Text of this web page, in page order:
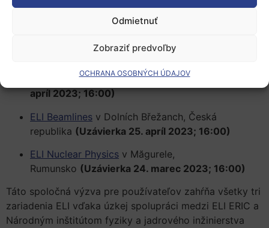
Odmietnuť
Zobraziť predvoľby
OCHRANA OSOBNÝCH ÚDAJOV
používatelia možnosť vykonať niektoré z prvých
najmodernejších experimentov v týchto zariadeniach
s nasledujúcimi termínmi na podanie žiadostí:
v Segedíne, Maďarsko(Uzávierka 25.
apríl 2023; 16:00)
ELI Beamlines v Dolních Břežanch, Česká
republika (Uzávierka 25. apríl 2023; 16:00)
ELI Nuclear Physics v Măgurele,
Rumunsko (Uzávierka 24. marec 2023; 16:00)
Táto spoločná výzva pre používateľov zahŕňa všetky tri
zariadenia ELI vďaka úzkej spolupráci medzi ELI ERIC a
Národným inštitútom fyziky a jadrového inžinierstva